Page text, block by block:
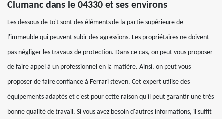
Clumanc dans le 04330 et ses environs
Les dessous de toit sont des éléments de la partie supérieure de
l'immeuble qui peuvent subir des agressions. Les propriétaires ne doivent
pas négliger les travaux de protection. Dans ce cas, on peut vous proposer
de faire appel à un professionnel en la matière. Ainsi, on peut vous
proposer de faire confiance à Ferrari steven. Cet expert utilise des
équipements adaptés et c'est pour cette raison qu'il peut garantir une très
bonne qualité de travail. Si vous avez besoin d'autres informations, il suffit